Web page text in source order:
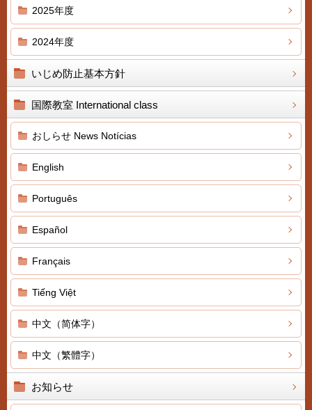
2025年度
2024年度
いじめ防止基本方針
国際教室 International class
おしらせ News Notícias
English
Português
Español
Français
Tiếng Việt
中文（简体字）
中文（繁體字）
お知らせ